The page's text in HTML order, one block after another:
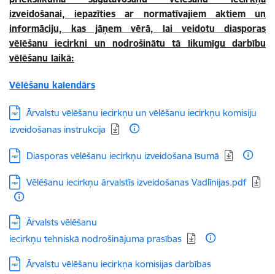
izveidošanai, iepazīties ar normatīvajiem aktiem un
informāciju, kas jāņem vērā, lai veidotu diasporas
vēlēšanu iecirkni un nodrošinātu tā likumīgu darbību
vēlēšanu laikā:
Vēlēšanu kalendārs
Lejupielādēt:
Ārvalstu vēlēšanu iecirkņu un vēlēšanu iecirkņu komisiju
izveidošanas instrukcija
Lejupielādēt:
Diasporas vēlēšanu iecirkņu izveidošana īsumā
Lejupielādēt:
Vēlēšanu iecirkņu ārvalstīs izveidošanas Vadlīnijas.pdf
Lejupielādēt:
Ārvalsts vēlēšanu
iecirkņu tehniskā nodrošinājuma prasības
Lejupielādēt:
Ārvalstu vēlēšanu iecirkņa komisijas darbības